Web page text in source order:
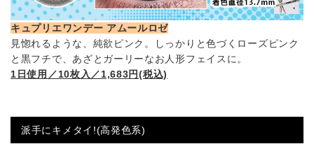
キュプリエワンデー アムールロゼ
見惚れるような、純欲ピンク。しっかりと色づくローズピンク
と黒フチで、あざとガーリーなお人形フェイスに。
1日使用／10枚入／1,683円(税込)
派手にキメタイ!(高発色系)